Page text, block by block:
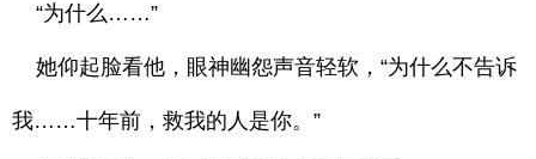
“为什么……”
她仰起脸看他，眼神幽怨声音轻软，“为什么不告诉
我……十年前，救我的人是你。”